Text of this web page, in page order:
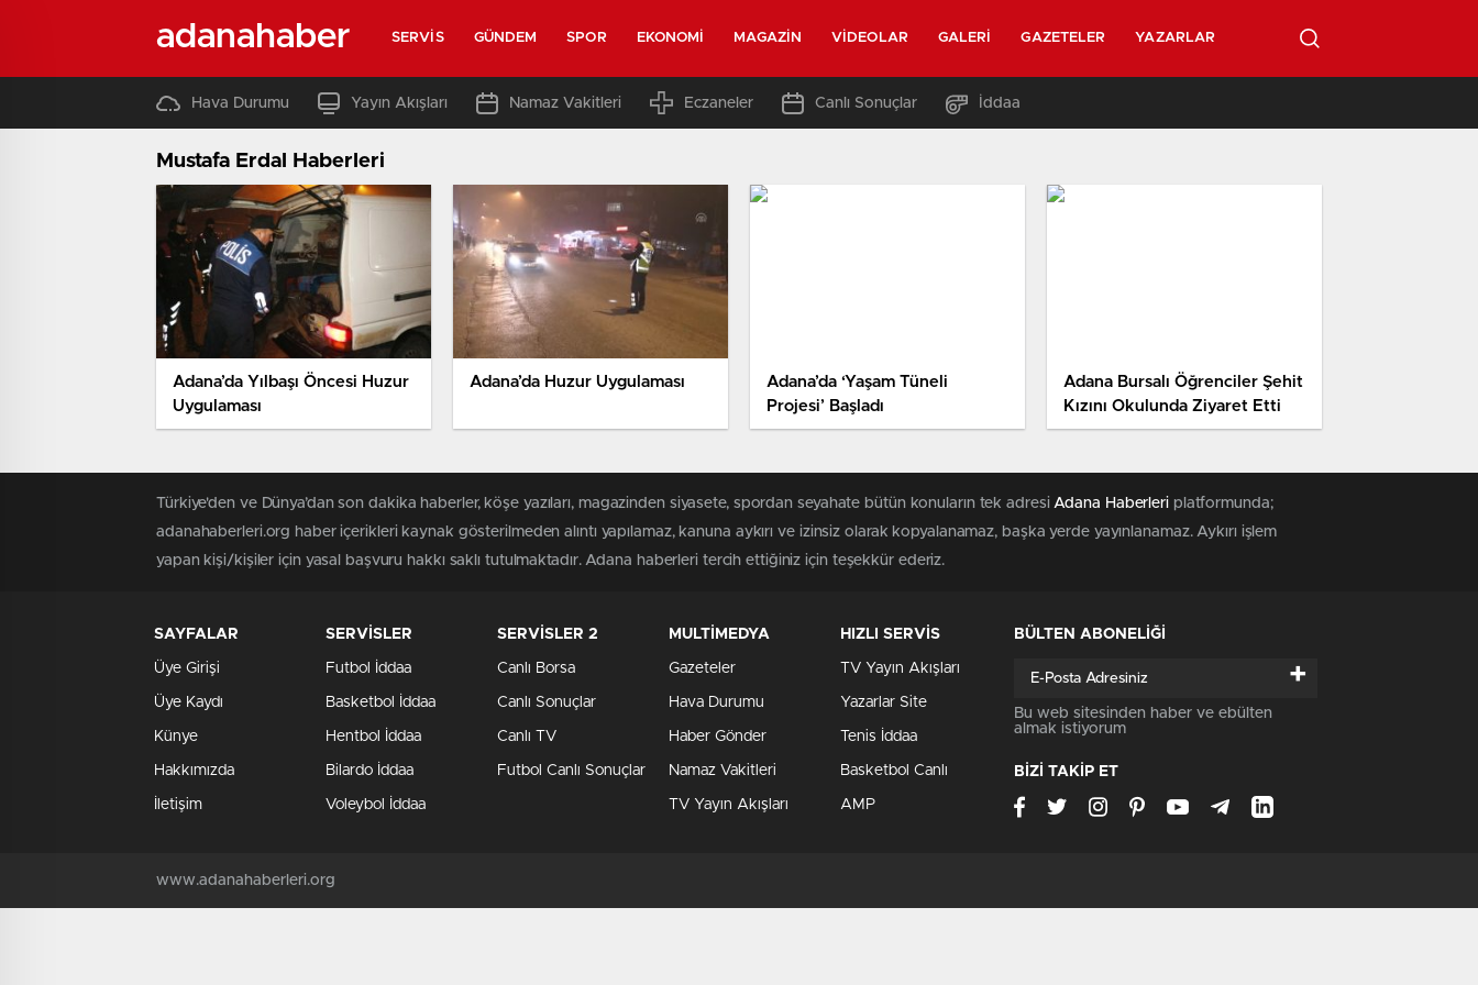
adanahaber SERVIS GÜNDEM SPOR EKONOMI MAGAZIN VIDEOLAR GALERI GAZETELER YAZARLAR
Hava Durumu Yayın Akışları Namaz Vakitleri Eczaneler Canlı Sonuçlar İddaa
Mustafa Erdal Haberleri
Adana’da Yılbaşı Öncesi Huzur
Uygulaması
Adana’da Huzur Uygulaması
Adana’da ‘Yaşam Tüneli
Projesi’ Başladı
Adana Bursalı Öğrenciler Şehit
Kızını Okulunda Ziyaret Etti
Türkiye'den ve Dünya’dan son dakika haberler, köşe yazıları, magazinden siyasete, spordan seyahate bütün konuların tek adresiAdana Haberleriplatformunda;
adanahaberleri.org haber içerikleri kaynak gösterilmeden alıntı yapılamaz, kanuna aykırı ve izinsiz olarak kopyalanamaz, başka yerde yayınlanamaz. Aykırı işlem
yapan kişi/kişiler için yasal başvuru hakkı saklı tutulmaktadır. Adana haberleri tercih ettiğiniz için teşekkür ederiz.
SAYFALAR
Üye Girişi
Üye Kaydı
Künye
Hakkımızda
İletişim
SERVİSLER
Futbol İddaa
Basketbol İddaa
Hentbol İddaa
Bilardo İddaa
Voleybol İddaa
SERVİSLER 2
Canlı Borsa
Canlı Sonuçlar
Canlı TV
Futbol Canlı Sonuçlar
MULTİMEDYA
Gazeteler
Hava Durumu
Haber Gönder
Namaz Vakitleri
TV Yayın Akışları
HIZLI SERVİS
TV Yayın Akışları
Yazarlar Site
Tenis İddaa
Basketbol Canlı
AMP
BÜLTEN ABONELİĞİ
+
Bu web sitesinden haber ve ebülten
almak istiyorum
BİZİ TAKİP ET
www.adanahaberleri.org